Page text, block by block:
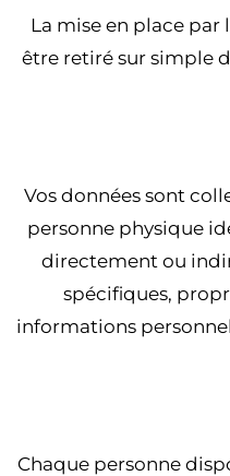
La mise en place
être retiré sur simple
Vos données sont
personne physique
directement ou
spécifiques,
informations
Chaque personne